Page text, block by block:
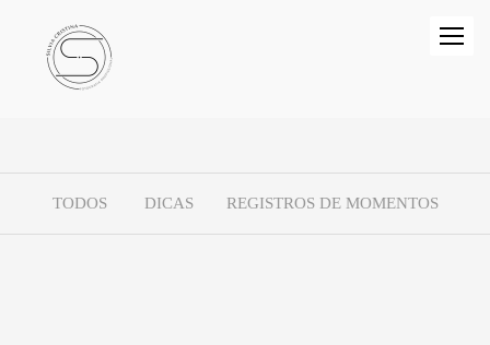
TODOS DICAS REGISTROS DE MOMENTOS